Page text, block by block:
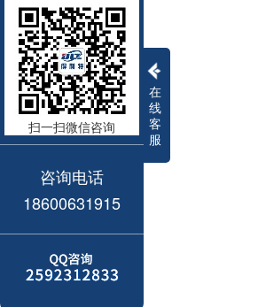
在
线
客
服
扫一扫微信咨询
咨询电话
18600631915